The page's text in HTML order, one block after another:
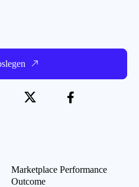
Marketplace Performance
Outcome